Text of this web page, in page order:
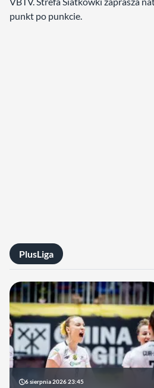
punkt po punkcie.
PlusLiga
6 sierpnia 2026 23:45